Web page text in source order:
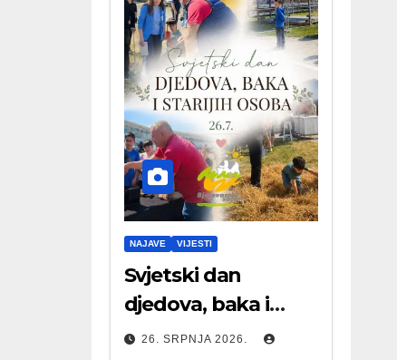
NAJAVE VIJESTI
Svjetski dan
djedova, baka i
starijih osoba
26. SRPNJA 2026.